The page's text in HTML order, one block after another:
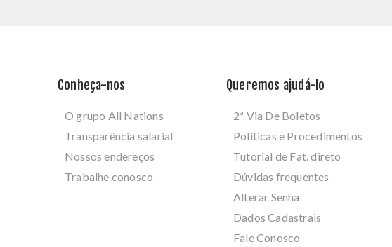
Conheça-nos
O grupo All Nations
Transparência salarial
Nossos endereços
Trabalhe conosco
Queremos ajudá-lo
2ª Via De Boletos
Políticas e Procedimentos
Tutorial de Fat. direto
Dúvidas frequentes
Alterar Senha
Dados Cadastrais
Fale Conosco